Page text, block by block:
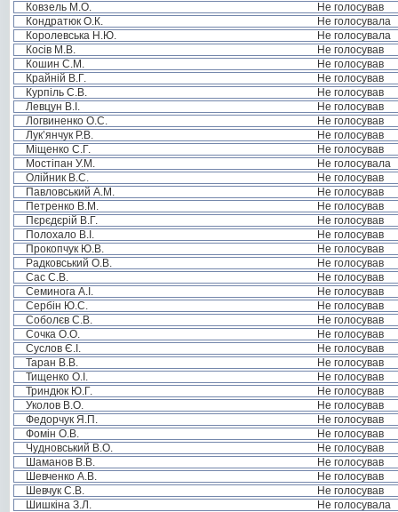
Ковзель М.О.
Не голосував
Кондратюк О.К.
Не голосувала
Королевська Н.Ю.
Не голосувала
Косів М.В.
Не голосував
Кошин С.М.
Не голосував
Крайній В.Г.
Не голосував
Курпіль С.В.
Не голосував
Левцун В.І.
Не голосував
Логвиненко О.С.
Не голосував
Лук’янчук Р.В.
Не голосував
Міщенко С.Г.
Не голосував
Мостіпан У.М.
Не голосувала
Олійник В.С.
Не голосував
Павловський А.М.
Не голосував
Петренко В.М.
Не голосував
Пєрєдєрій В.Г.
Не голосував
Полохало В.І.
Не голосував
Прокопчук Ю.В.
Не голосував
Радковський О.В.
Не голосував
Сас С.В.
Не голосував
Семинога А.І.
Не голосував
Сербін Ю.С.
Не голосував
Соболєв С.В.
Не голосував
Сочка О.О.
Не голосував
Суслов Є.І.
Не голосував
Таран В.В.
Не голосував
Тищенко О.І.
Не голосував
Триндюк Ю.Г.
Не голосував
Уколов В.О.
Не голосував
Федорчук Я.П.
Не голосував
Фомін О.В.
Не голосував
Чудновський В.О.
Не голосував
Шаманов В.В.
Не голосував
Шевченко А.В.
Не голосував
Шевчук С.В.
Не голосував
Шишкіна З.Л.
Не голосувала